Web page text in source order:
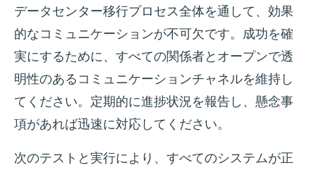
データセンター移行プロセス全体を通して、効果
的なコミュニケーションが不可欠です。成功を確
実にするために、すべての関係者とオープンで透
明性のあるコミュニケーションチャネルを維持し
てください。定期的に進捗状況を報告し、懸念事
項があれば迅速に対応してください。
次のテストと実行により、すべてのシステムが正